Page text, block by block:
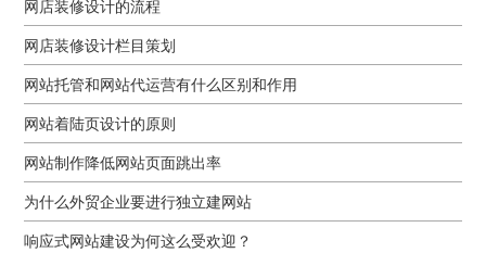
网店装修设计的流程
网店装修设计栏目策划
网站托管和网站代运营有什么区别和作用
网站着陆页设计的原则
网站制作降低网站页面跳出率
为什么外贸企业要进行独立建网站
响应式网站建设为何这么受欢迎？